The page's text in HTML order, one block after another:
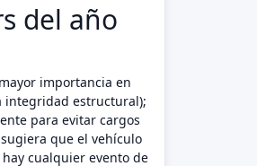
del año
importancia en
integridad estructural);
para evitar cargos
que el vehículo
hay cualquier evento de